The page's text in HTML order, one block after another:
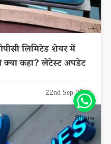
लिमिटेड शेयर में
क्या कहा? लेटेस्ट अपडेट
22nd Sep 2025
Share